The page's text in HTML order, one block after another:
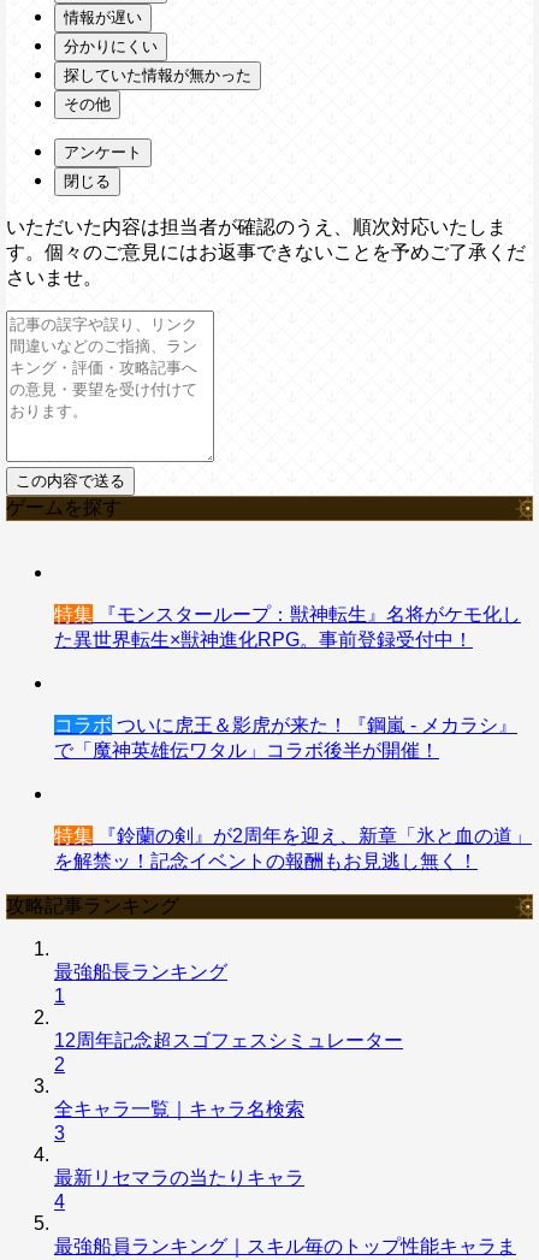
情報が遅い
分かりにくい
探していた情報が無かった
その他
アンケート
閉じる
いただいた内容は担当者が確認のうえ、順次対応いたしま
す。個々のご意見にはお返事できないことを予めご了承くだ
さいませ。
ゲームを探す
特集 『モンスターループ：獣神転生』名将がケモ化し
た異世界転生×獣神進化RPG。事前登録受付中！
コラボ ついに虎王＆影虎が来た！『鋼嵐 - メカラシ』
で「魔神英雄伝ワタル」コラボ後半が開催！
特集 『鈴蘭の剣』が2周年を迎え、新章「氷と血の道」
を解禁ッ！記念イベントの報酬もお見逃し無く！
攻略記事ランキング
最強船長ランキング
1
12周年記念超スゴフェスシミュレーター
2
全キャラ一覧｜キャラ名検索
3
最新リセマラの当たりキャラ
4
最強船員ランキング｜スキル毎のトップ性能キャラま